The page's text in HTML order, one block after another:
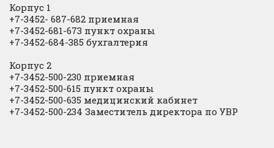
Корпус 1
+7-3452- 687-682 приемная
+7-3452-681-673 пункт охраны
+7-3452-684-385 бухгалтерия
Корпус 2
+7-3452-500-230 приемная
+7-3452-500-615 пункт охраны
+7-3452-500-635 медицинский кабинет
+7-3452-500-234 Заместитель директора по УВР